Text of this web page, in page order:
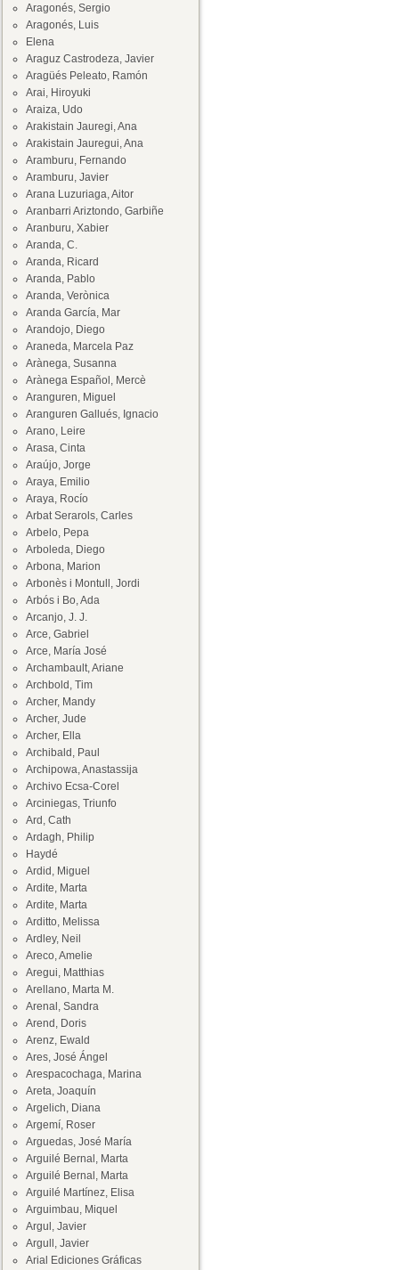
Aragonés, Sergio
Aragonés, Luis
Elena
Araguz Castrodeza, Javier
Aragüés Peleato, Ramón
Arai, Hiroyuki
Araiza, Udo
Arakistain Jauregi, Ana
Arakistain Jauregui, Ana
Aramburu, Fernando
Aramburu, Javier
Arana Luzuriaga, Aitor
Aranbarri Ariztondo, Garbiñe
Aranburu, Xabier
Aranda, C.
Aranda, Ricard
Aranda, Pablo
Aranda, Verònica
Aranda García, Mar
Arandojo, Diego
Araneda, Marcela Paz
Arànega, Susanna
Arànega Español, Mercè
Aranguren, Miguel
Aranguren Gallués, Ignacio
Arano, Leire
Arasa, Cinta
Araújo, Jorge
Araya, Emilio
Araya, Rocío
Arbat Serarols, Carles
Arbelo, Pepa
Arboleda, Diego
Arbona, Marion
Arbonès i Montull, Jordi
Arbós i Bo, Ada
Arcanjo, J. J.
Arce, Gabriel
Arce, María José
Archambault, Ariane
Archbold, Tim
Archer, Mandy
Archer, Jude
Archer, Ella
Archibald, Paul
Archipowa, Anastassija
Archivo Ecsa-Corel
Arciniegas, Triunfo
Ard, Cath
Ardagh, Philip
Haydé
Ardid, Miguel
Ardite, Marta
Ardite, Marta
Arditto, Melissa
Ardley, Neil
Areco, Amelie
Aregui, Matthias
Arellano, Marta M.
Arenal, Sandra
Arend, Doris
Arenz, Ewald
Ares, José Ángel
Arespacochaga, Marina
Areta, Joaquín
Argelich, Diana
Argemí, Roser
Arguedas, José María
Arguilé Bernal, Marta
Arguilé Bernal, Marta
Arguilé Martínez, Elisa
Arguimbau, Miquel
Argul, Javier
Argull, Javier
Arial Ediciones Gráficas